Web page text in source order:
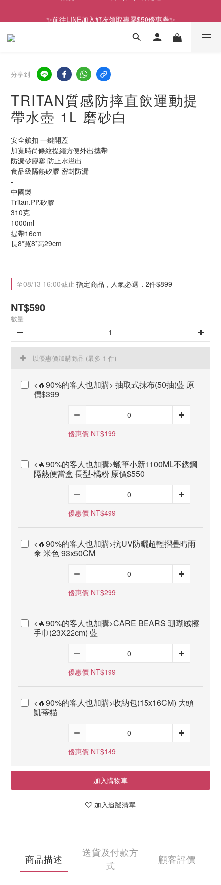
2026史努比、三麗鷗聯名款．新品上市
分享到
TRITAN質感防摔直飲運動提
帶水壺 1L 磨砂白
安全鎖扣 一鍵開蓋
加寬時尚條紋提繩方便外出攜帶
防漏矽膠塞 防止水溢出
食品級隔熱矽膠 密封防漏
-
中國製
Tritan.PP.矽膠
310克
1000ml
提帶16cm
長8*寬8*高29cm
至08/13 16:00截止 指定商品，人氣必選．2件$899
NT$590
數量
以優惠價加購商品 (最多 1 件)
<🔥90%的客人也加購> 抽取式抹布(50抽)藍 原
價$399
優惠價 NT$199
<🔥90%的客人也加購>蠟筆小新1100ML不銹鋼
隔熱便當盒 長型-橘粉 原價$550
優惠價 NT$499
<🔥90%的客人也加購>抗UV防曬超輕摺疊晴雨
傘 米色 93x50CM
優惠價 NT$299
<🔥90%的客人也加購>CARE BEARS 珊瑚絨擦
手巾(23X22cm) 藍
優惠價 NT$199
<🔥90%的客人也加購>收納包(15x16CM) 大頭
凱蒂貓
優惠價 NT$149
加入購物車
加入追蹤清單
商品描述
送貨及付款方
式
顧客評價